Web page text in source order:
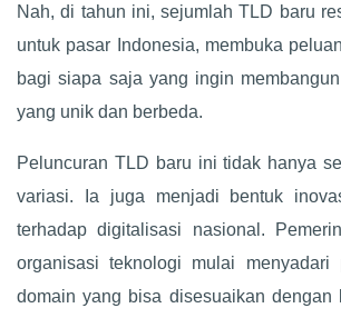
Nah, di tahun ini, sejumlah TLD baru
untuk pasar Indonesia, membuka
bagi siapa saja yang ingin
yang unik dan berbeda.
Peluncuran TLD baru ini tidak hanya
variasi. Ia juga menjadi bentuk
terhadap digitalisasi nasional.
organisasi teknologi mulai menyadari
domain yang bisa disesuaikan dengan